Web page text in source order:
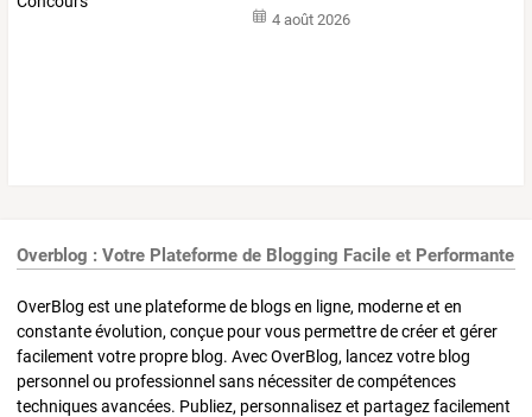
4 août 2026
Overblog : Votre Plateforme de Blogging Facile et Performante
OverBlog est une plateforme de blogs en ligne, moderne et en
constante évolution, conçue pour vous permettre de créer et gérer
facilement votre propre blog. Avec OverBlog, lancez votre blog
personnel ou professionnel sans nécessiter de compétences
techniques avancées. Publiez, personnalisez et partagez facilement